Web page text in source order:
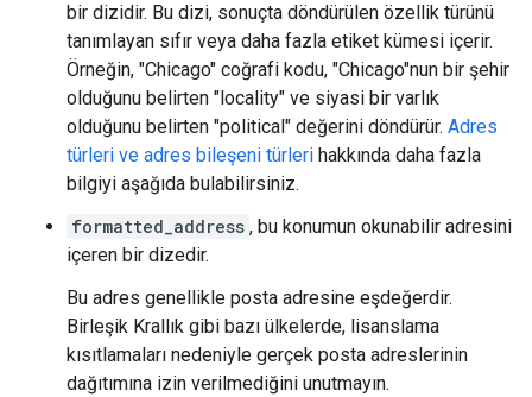
bir dizidir. Bu dizi, sonuçta döndürülen özellik türünü
tanımlayan sıfır veya daha fazla etiket kümesi içerir.
Örneğin, "Chicago" coğrafi kodu, "Chicago"nun bir şehir
olduğunu belirten "locality" ve siyasi bir varlık
olduğunu belirten "political" değerini döndürür. Adres
türleri ve adres bileşeni türleri hakkında daha fazla
bilgiyi aşağıda bulabilirsiniz.
formatted_address , bu konumun okunabilir adresini
içeren bir dizedir.
Bu adres genellikle posta adresine eşdeğerdir.
Birleşik Krallık gibi bazı ülkelerde, lisanslama
kısıtlamaları nedeniyle gerçek posta adreslerinin
dağıtımına izin verilmediğini unutmayın.